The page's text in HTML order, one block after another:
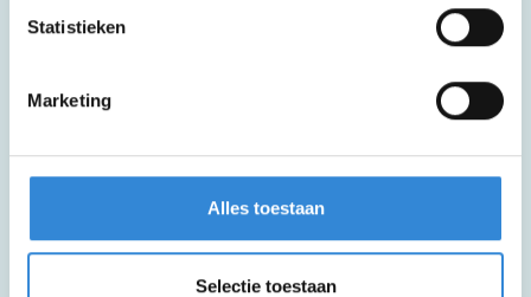
Statistieken
Marketing
Alles toestaan
Selectie toestaan
Deze activiteit is rolstoel toegankelijk.
koffie of thee.
Deze activiteit is inclusief begeleiding (6
deelnemers per begeleider).